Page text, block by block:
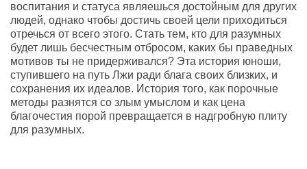
воспитания и статуса являешься достойным для других
людей, однако чтобы достичь своей цели приходиться
отречься от всего этого. Стать тем, кто для разумных
будет лишь бесчестным отбросом, каких бы праведных
мотивов ты не придерживался? Эта история юноши,
ступившего на путь Лжи ради блага своих близких, и
сохранения их идеалов. История того, как порочные
методы разнятся со злым умыслом и как цена
благочестия порой превращается в надгробную плиту
для разумных.